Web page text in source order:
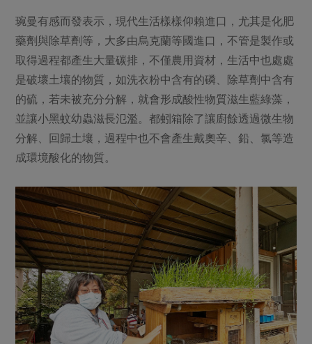
琬曼有感而發表示，現代生活樣樣仰賴進口，尤其是化肥
藥劑與除草劑等，大多由烏克蘭等國進口，不管是製作或
取得過程都產生大量碳排，不僅農用資材，生活中也處處
是破壞土壤的物質，如洗衣粉中含有的磷、除草劑中含有
的硫，若未被充分分解，就會形成酸性物質滋生藍綠藻，
並讓小黑蚊幼蟲滋長氾濫。都蚓箱除了讓廚餘透過微生物
分解、回歸土壤，過程中也不會產生戴奧辛、鉛、氯等造
成環境酸化的物質。